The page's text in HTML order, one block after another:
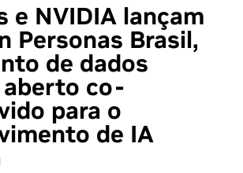
e NVIDIA lançam
Personas Brasil,
de dados
co-
para o
de IA